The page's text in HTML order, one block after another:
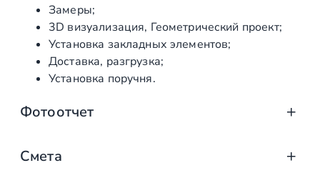
Замеры;
3D визуализация, Геометрический проект;
Установка закладных элементов;
Доставка, разгрузка;
Установка поручня.
Фотоотчет
Смета